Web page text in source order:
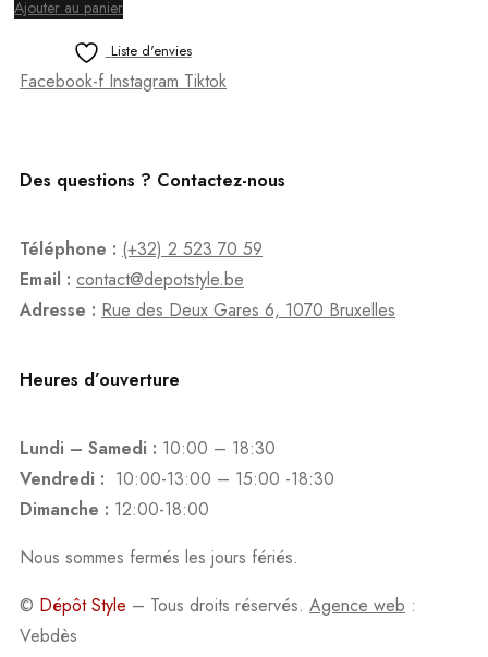
initial
était :
€ 419,00.
est :
€ 339,00.
Ajouter au panier
Liste d'envies
Facebook-f Instagram Tiktok
Des questions ? Contactez-nous
Téléphone : (+32) 2 523 70 59
Email : contact@depotstyle.be
Adresse : Rue des Deux Gares 6, 1070 Bruxelles
Heures d’ouverture
Lundi – Samedi : 10:00 – 18:30
Vendredi : 10:00-13:00 – 15:00 -18:30
Dimanche : 12:00-18:00
Nous sommes fermés les jours fériés.
© Dépôt Style – Tous droits réservés. Agence web :
Vebdès